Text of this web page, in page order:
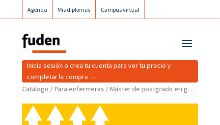
Agenda Mis diplomas Campus virtual
Catálogo / Para enfermeras / Máster de postgrado en gestión y calidad desde el liderazgo enfermero
Inicia sesión o crea tu cuenta para ver tu precio y
completar la compra →